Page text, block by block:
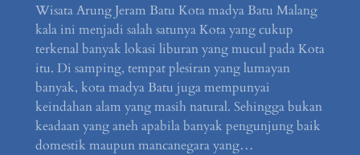
Wisata Arung Jeram Batu Kota madya Batu Malang
kala ini menjadi salah satunya Kota yang cukup
terkenal banyak lokasi liburan yang mucul pada Kota
itu. Di samping, tempat plesiran yang lumayan
banyak, kota madya Batu juga mempunyai
keindahan alam yang masih natural. Sehingga bukan
keadaan yang aneh apabila banyak pengunjung baik
domestik maupun mancanegara yang…